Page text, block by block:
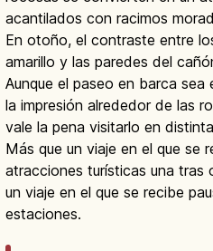
acantilados con racimos
En otoño, el contraste entre
amarillo y las paredes del
Aunque el paseo en barca
la impresión alrededor de las
vale la pena visitarlo en
Más que un viaje en el que se
atracciones turísticas una tras
un viaje en el que se recibe
estaciones.